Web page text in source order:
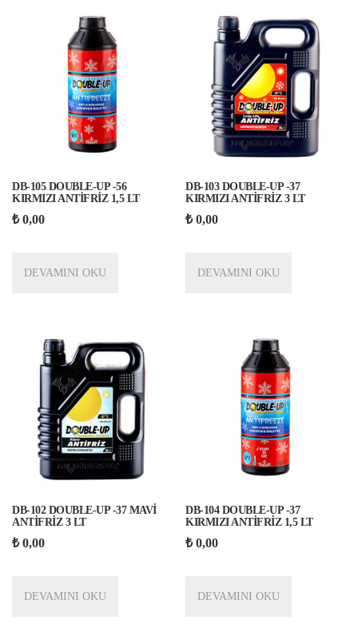
DB-105 DOUBLE-UP -56
KIRMIZI ANTİFRİZ 1,5 LT
₺0,00
DEVAMINI OKU
DB-103 DOUBLE-UP -37
KIRMIZI ANTİFRİZ 3 LT
₺0,00
DEVAMINI OKU
DB-102 DOUBLE-UP -37 MAVİ
ANTİFRİZ 3 LT
₺0,00
DEVAMINI OKU
DB-104 DOUBLE-UP -37
KIRMIZI ANTİFRİZ 1,5 LT
₺0,00
DEVAMINI OKU